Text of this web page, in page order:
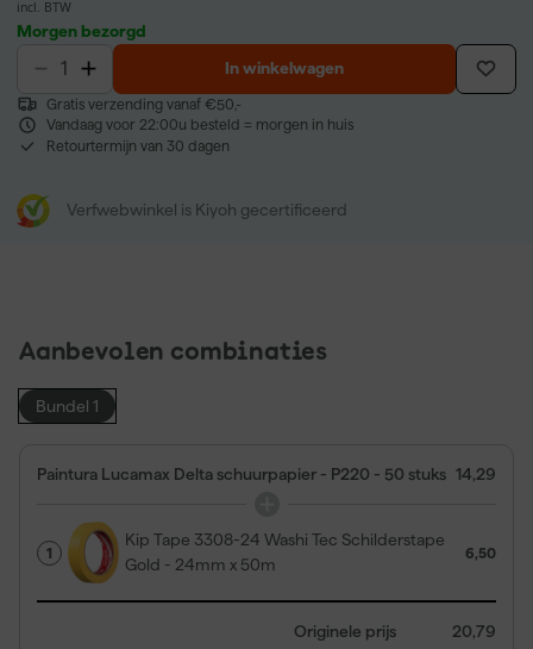
incl. BTW
Morgen bezorgd
In winkelwagen
Gratis verzending vanaf €50,-
Vandaag voor 22:00u besteld = morgen in huis
Retourtermijn van 30 dagen
Verfwebwinkel is Kiyoh gecertificeerd
Aanbevolen combinaties
Bundel 1
Paintura Lucamax Delta schuurpapier - P220 - 50 stuks 14,29
1
Kip Tape 3308-24 Washi Tec Schilderstape
Gold - 24mm x 50m
6,50
Originele prijs 20,79